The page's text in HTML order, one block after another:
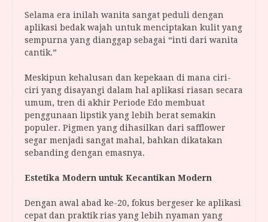
Selama era inilah wanita sangat peduli dengan
aplikasi bedak wajah untuk menciptakan kulit yang
sempurna yang dianggap sebagai “inti dari wanita
cantik.”
Meskipun kehalusan dan kepekaan di mana ciri-
ciri yang disayangi dalam hal aplikasi riasan secara
umum, tren di akhir Periode Edo membuat
penggunaan lipstik yang lebih berat semakin
populer. Pigmen yang dihasilkan dari safflower
segar menjadi sangat mahal, bahkan dikatakan
sebanding dengan emasnya.
Estetika Modern untuk Kecantikan Modern
Dengan awal abad ke-20, fokus bergeser ke aplikasi
cepat dan praktik rias yang lebih nyaman yang